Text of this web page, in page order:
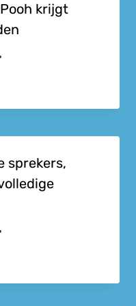
krijgt
sprekers,